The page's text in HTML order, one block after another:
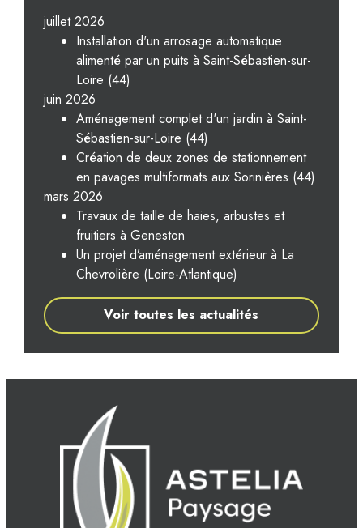
juillet 2026
Installation d'un arrosage automatique
alimenté par un puits à Saint-Sébastien-sur-
Loire (44)
juin 2026
Aménagement complet d'un jardin à Saint-
Sébastien-sur-Loire (44)
Création de deux zones de stationnement
en pavages multiformats aux Sorinières (44)
mars 2026
Travaux de taille de haies, arbustes et
fruitiers à Geneston
Un projet d’aménagement extérieur à La
Chevrolière (Loire-Atlantique)
Voir toutes les actualités